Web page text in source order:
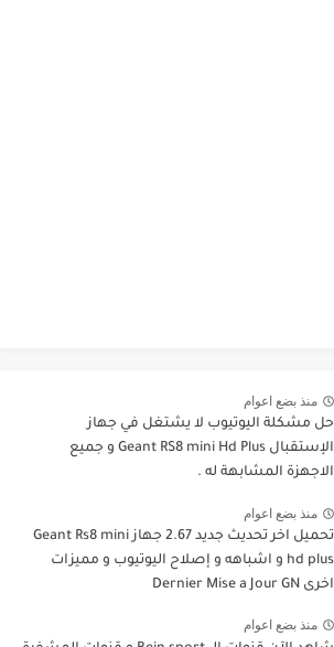
منذ بضع اعوام
حل مشكلة اليوتيوب لا يشتغل في جهاز
الإستقبال Geant RS8 mini Hd Plus و جميع
الاجهزة المشابهة له .
منذ بضع اعوام
تحميل اخر تحديث جديد 2.67 جهاز Geant Rs8 mini
hd plus و اشباهه و إصلاح اليوتيوب و مميزات
اخرى Dernier Mise a Jour GN
منذ بضع اعوام